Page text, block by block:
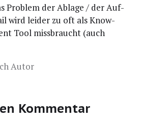
Pro­blem der Abla­ge / der Auf­
wird lei­der zu oft als Know­
Tool miss­braucht (auch
Autor
Kommentar